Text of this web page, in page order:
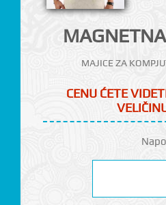
MAJICE ZA
CENU ĆETE